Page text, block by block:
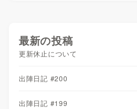
最新の投稿
更新休止について
出陣日記 #200
出陣日記 #199